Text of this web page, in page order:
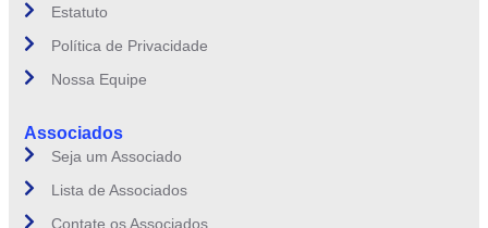
Estatuto
Política de Privacidade
Nossa Equipe
Associados
Seja um Associado
Lista de Associados
Contate os Associados